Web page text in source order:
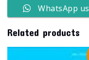
WhatsApp us
Related products